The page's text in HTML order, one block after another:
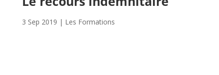
3 Sep 2019 | Les Formations